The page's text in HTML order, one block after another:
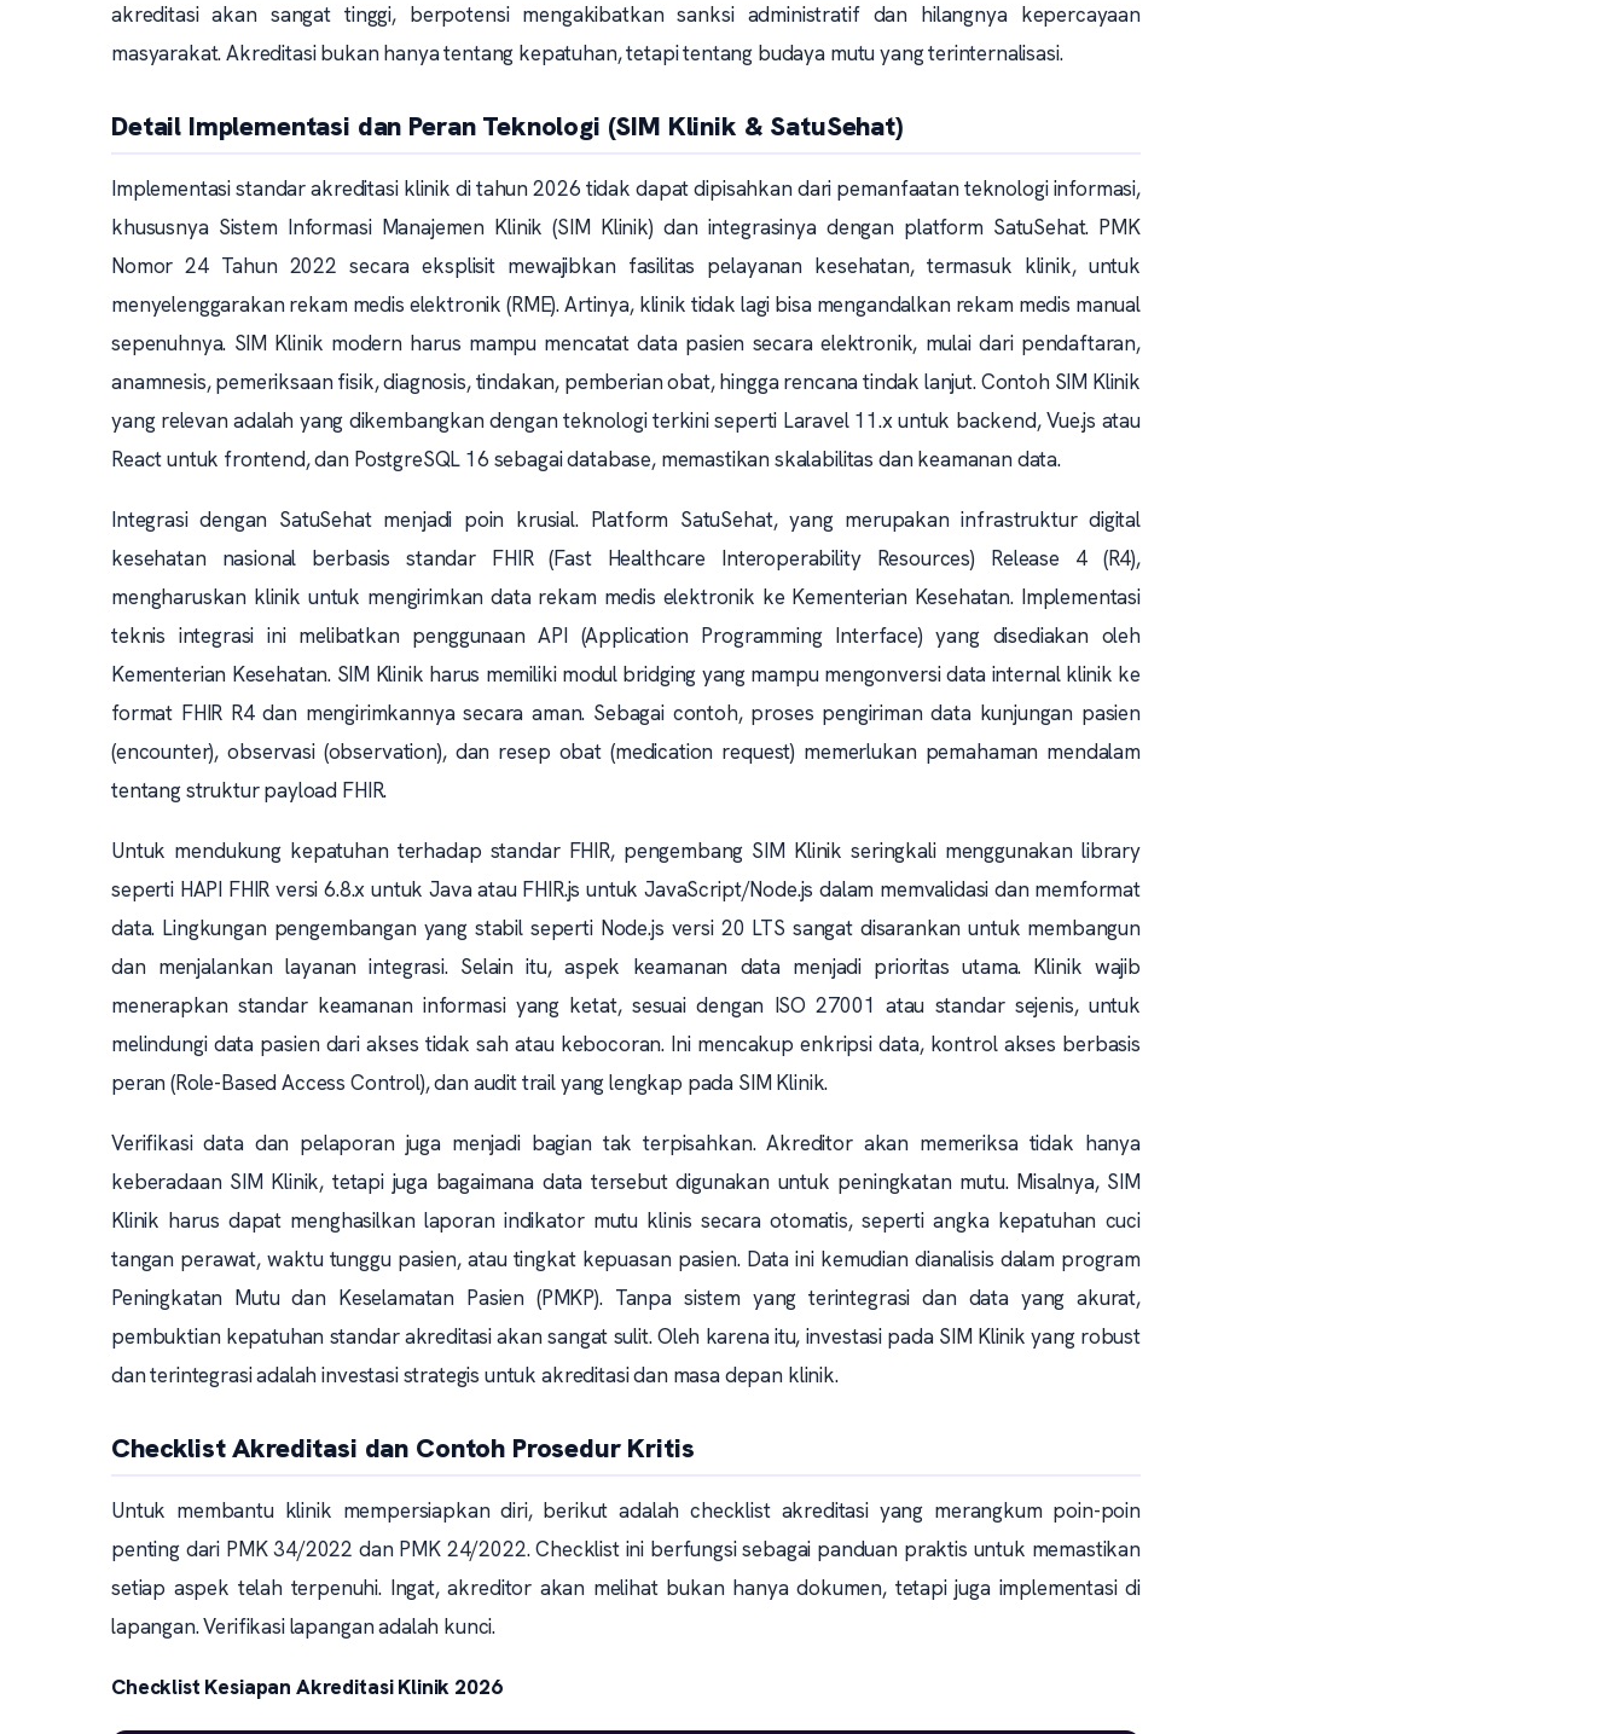
akreditasi akan sangat tinggi, berpotensi mengakibatkan sanksi administratif dan hilangnya kepercayaan
masyarakat. Akreditasi bukan hanya tentang kepatuhan, tetapi tentang budaya mutu yang terinternalisasi.
Detail Implementasi dan Peran Teknologi (SIM Klinik & SatuSehat)
Implementasi standar akreditasi klinik di tahun 2026 tidak dapat dipisahkan dari pemanfaatan teknologi informasi,
khususnya Sistem Informasi Manajemen Klinik (SIM Klinik) dan integrasinya dengan platform SatuSehat. PMK
Nomor 24 Tahun 2022 secara eksplisit mewajibkan fasilitas pelayanan kesehatan, termasuk klinik, untuk
menyelenggarakan rekam medis elektronik (RME). Artinya, klinik tidak lagi bisa mengandalkan rekam medis manual
sepenuhnya. SIM Klinik modern harus mampu mencatat data pasien secara elektronik, mulai dari pendaftaran,
anamnesis, pemeriksaan fisik, diagnosis, tindakan, pemberian obat, hingga rencana tindak lanjut. Contoh SIM Klinik
yang relevan adalah yang dikembangkan dengan teknologi terkini seperti Laravel 11.x untuk backend, Vue.js atau
React untuk frontend, dan PostgreSQL 16 sebagai database, memastikan skalabilitas dan keamanan data.
Integrasi dengan SatuSehat menjadi poin krusial. Platform SatuSehat, yang merupakan infrastruktur digital
kesehatan nasional berbasis standar FHIR (Fast Healthcare Interoperability Resources) Release 4 (R4),
mengharuskan klinik untuk mengirimkan data rekam medis elektronik ke Kementerian Kesehatan. Implementasi
teknis integrasi ini melibatkan penggunaan API (Application Programming Interface) yang disediakan oleh
Kementerian Kesehatan. SIM Klinik harus memiliki modul bridging yang mampu mengonversi data internal klinik ke
format FHIR R4 dan mengirimkannya secara aman. Sebagai contoh, proses pengiriman data kunjungan pasien
(encounter), observasi (observation), dan resep obat (medication request) memerlukan pemahaman mendalam
tentang struktur payload FHIR.
Untuk mendukung kepatuhan terhadap standar FHIR, pengembang SIM Klinik seringkali menggunakan library
seperti HAPI FHIR versi 6.8.x untuk Java atau FHIR.js untuk JavaScript/Node.js dalam memvalidasi dan memformat
data. Lingkungan pengembangan yang stabil seperti Node.js versi 20 LTS sangat disarankan untuk membangun
dan menjalankan layanan integrasi. Selain itu, aspek keamanan data menjadi prioritas utama. Klinik wajib
menerapkan standar keamanan informasi yang ketat, sesuai dengan ISO 27001 atau standar sejenis, untuk
melindungi data pasien dari akses tidak sah atau kebocoran. Ini mencakup enkripsi data, kontrol akses berbasis
peran (Role-Based Access Control), dan audit trail yang lengkap pada SIM Klinik.
Verifikasi data dan pelaporan juga menjadi bagian tak terpisahkan. Akreditor akan memeriksa tidak hanya
keberadaan SIM Klinik, tetapi juga bagaimana data tersebut digunakan untuk peningkatan mutu. Misalnya, SIM
Klinik harus dapat menghasilkan laporan indikator mutu klinis secara otomatis, seperti angka kepatuhan cuci
tangan perawat, waktu tunggu pasien, atau tingkat kepuasan pasien. Data ini kemudian dianalisis dalam program
Peningkatan Mutu dan Keselamatan Pasien (PMKP). Tanpa sistem yang terintegrasi dan data yang akurat,
pembuktian kepatuhan standar akreditasi akan sangat sulit. Oleh karena itu, investasi pada SIM Klinik yang robust
dan terintegrasi adalah investasi strategis untuk akreditasi dan masa depan klinik.
Checklist Akreditasi dan Contoh Prosedur Kritis
Untuk membantu klinik mempersiapkan diri, berikut adalah checklist akreditasi yang merangkum poin-poin
penting dari PMK 34/2022 dan PMK 24/2022. Checklist ini berfungsi sebagai panduan praktis untuk memastikan
setiap aspek telah terpenuhi. Ingat, akreditor akan melihat bukan hanya dokumen, tetapi juga implementasi di
lapangan. Verifikasi lapangan adalah kunci.
Checklist Kesiapan Akreditasi Klinik 2026